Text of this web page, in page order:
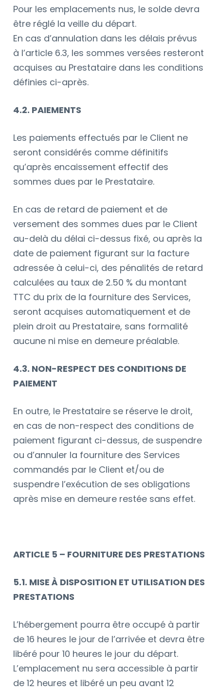
Pour les emplacements nus, le solde devra
être réglé la veille du départ.
En cas d’annulation dans les délais prévus
à l’article 6.3, les sommes versées resteront
acquises au Prestataire dans les conditions
définies ci-après.
4.2. PAIEMENTS
Les paiements effectués par le Client ne
seront considérés comme définitifs
qu’après encaissement effectif des
sommes dues par le Prestataire.
En cas de retard de paiement et de
versement des sommes dues par le Client
au-delà du délai ci-dessus fixé, ou après la
date de paiement figurant sur la facture
adressée à celui-ci, des pénalités de retard
calculées au taux de 2.50 % du montant
TTC du prix de la fourniture des Services,
seront acquises automatiquement et de
plein droit au Prestataire, sans formalité
aucune ni mise en demeure préalable.
4.3. NON-RESPECT DES CONDITIONS DE
PAIEMENT
En outre, le Prestataire se réserve le droit,
en cas de non-respect des conditions de
paiement figurant ci-dessus, de suspendre
ou d’annuler la fourniture des Services
commandés par le Client et/ou de
suspendre l’exécution de ses obligations
après mise en demeure restée sans effet.
ARTICLE 5 – FOURNITURE DES PRESTATIONS
5.1. MISE À DISPOSITION ET UTILISATION DES
PRESTATIONS
L’hébergement pourra être occupé à partir
de 16 heures le jour de l’arrivée et devra être
libéré pour 10 heures le jour du départ.
L’emplacement nu sera accessible à partir
de 12 heures et libéré un peu avant 12